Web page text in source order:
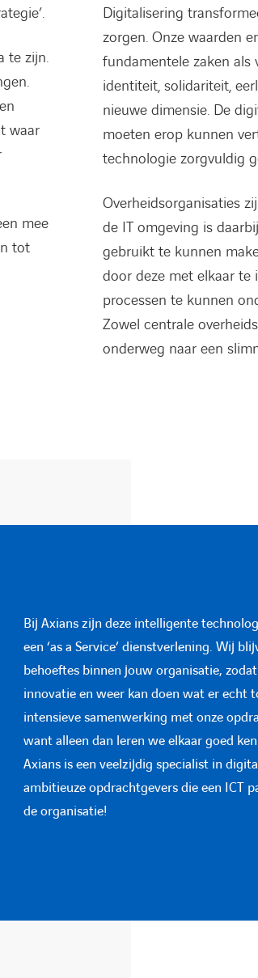
te zijn.
waar
mee
tot
Digitalisering
zorgen. Onze waarden
fundamentele zaken als
identiteit, solidariteit,
nieuwe dimensie. De
moeten erop kunnen
technologie zorgvuldig
Overheidsorganisaties
de IT omgeving is
gebruikt te kunnen
door deze met elkaar
processen te kunnen
Zowel centrale
onderweg naar een
Bij Axians zijn deze intelligente
een ‘as a Service’ dienstverlening. Wij
behoeftes binnen jouw organisatie,
innovatie en weer kan doen wat er echt
intensieve samenwerking met onze
want alleen dan leren we elkaar goed
Axians is een veelzijdig specialist in
ambitieuze opdrachtgevers die een ICT
de organisatie!
Bij Axians zijn deze intelligente
een ‘as a Service’ dienstverlening. Wij
behoeftes binnen jouw organisatie,
innovatie en weer kan doen wat er echt
intensieve samenwerking met onze
want alleen dan leren we elkaar goed
Axians is een veelzijdig specialist in
ambitieuze opdrachtgevers die een ICT
de organisatie!
Bij Axians zijn deze intelligente
een ‘as a Service’ dienstverlening. Wij
behoeftes binnen jouw organisatie,
innovatie en weer kan doen wat er echt
intensieve samenwerking met onze
want alleen dan leren we elkaar goed
Axians is een veelzijdig specialist in
ambitieuze opdrachtgevers die een ICT
de organisatie!